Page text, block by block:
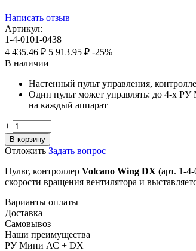
Написать отзыв
Артикул:
1-4-0101-0438
4 435.46 ₽ 5 913.95 ₽ -25%
В наличии
Настенный пульт управления,
Один пульт может управлять: до 4-х
на каждый аппарат
+ −
В корзину
Отложить Задать вопрос
Пульт, контроллер Volcano Wing DX (арт. 1-
скорости вращения вентилятора и
Варианты оплаты
Доставка
Самовывоз
Наши преимущества
РУ Мини АС + DX